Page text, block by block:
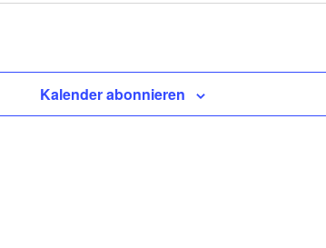
Kalender abonnieren